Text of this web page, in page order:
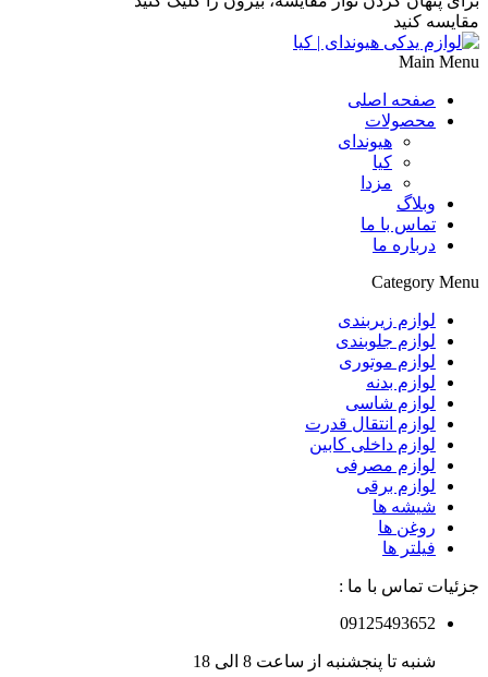
مقایسه کنید
Main Menu
صفحه اصلی
محصولات
هیوندای
کیا
مزدا
وبلاگ
تماس با ما
درباره ما
Category Menu
لوازم زیربندی
لوازم جلوبندی
لوازم موتوری
لوازم بدنه
لوازم شاسی
لوازم انتقال قدرت
لوازم داخلی کابین
لوازم مصرفی
لوازم برقی
شیشه ها
روغن ها
فیلتر ها
جزئیات تماس با ما :
09125493652
شنبه تا پنجشنبه از ساعت 8 الی 18